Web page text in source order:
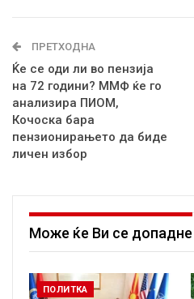
ПРЕТХОДНА
Ќе се оди ли во пензија
на 72 години? ММФ ќе го
анализира ПИОМ,
Кочоска бара
пензионирањето да биде
личен избор
Може ќе Ви се допадне
ПОЛИТКА